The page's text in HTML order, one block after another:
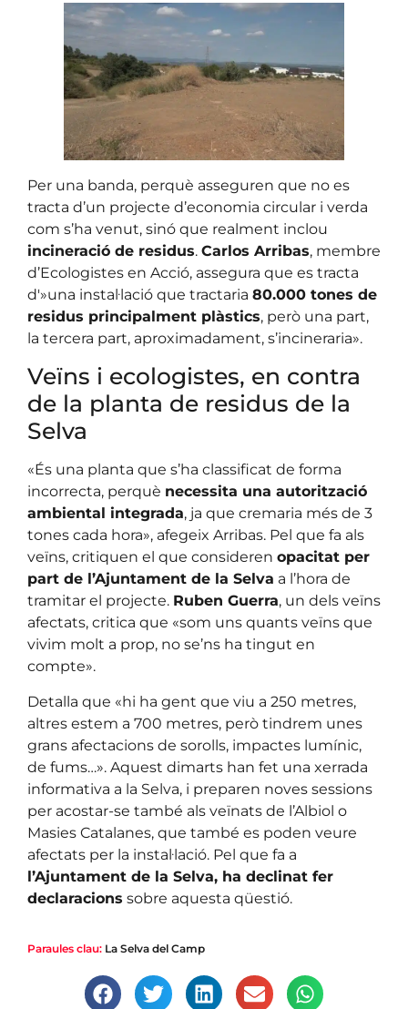
Per una banda, perquè asseguren que no es
tracta d’un projecte d’economia circular i verda
com s’ha venut, sinó que realment inclou
incineració de residus. Carlos Arribas, membre
d’Ecologistes en Acció, assegura que es tracta
d'»una instal·lació que tractaria 80.000 tones de
residus principalment plàstics, però una part,
la tercera part, aproximadament, s’incineraria».
Veïns i ecologistes, en contra
de la planta de residus de la
Selva
«És una planta que s’ha classificat de forma
incorrecta, perquè necessita una autorització
ambiental integrada, ja que cremaria més de 3
tones cada hora», afegeix Arribas. Pel que fa als
veïns, critiquen el que consideren opacitat per
part de l’Ajuntament de la Selva a l’hora de
tramitar el projecte. Ruben Guerra, un dels veïns
afectats, critica que «som uns quants veïns que
vivim molt a prop, no se’ns ha tingut en
compte».
Detalla que «hi ha gent que viu a 250 metres,
altres estem a 700 metres, però tindrem unes
grans afectacions de sorolls, impactes lumínic,
de fums…». Aquest dimarts han fet una xerrada
informativa a la Selva, i preparen noves sessions
per acostar-se també als veïnats de l’Albiol o
Masies Catalanes, que també es poden veure
afectats per la instal·lació. Pel que fa a
l’Ajuntament de la Selva, ha declinat fer
declaracions sobre aquesta qüestió.
Paraules clau: La Selva del Camp